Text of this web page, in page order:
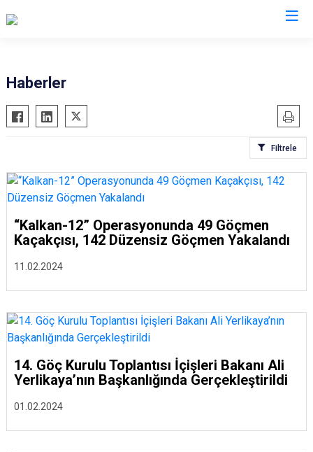
Haberler
Filtrele
11.02.2024
“Kalkan-12” Operasyonunda 49 Göçmen
Kaçakçısı, 142 Düzensiz Göçmen Yakalandı
01.02.2024
14. Göç Kurulu Toplantısı İçişleri Bakanı Ali
Yerlikaya’nın Başkanlığında Gerçekleştirildi